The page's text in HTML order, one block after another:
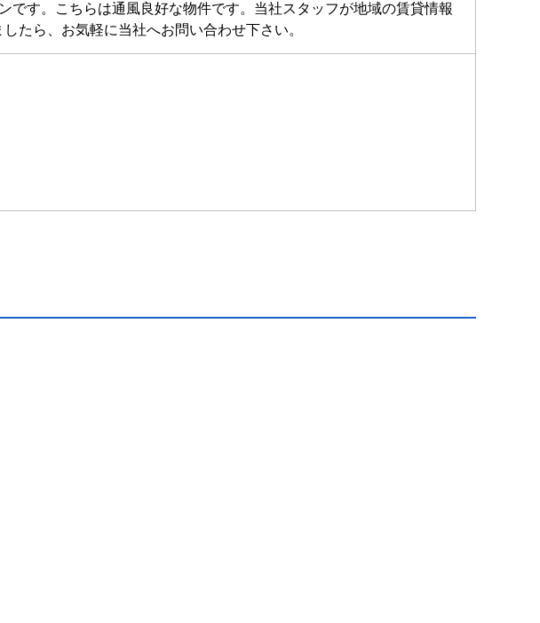
す。こちらは通風良好な物件です。当社スタッフが地域の賃貸情報
たら、お気軽に当社へお問い合わせ下さい。